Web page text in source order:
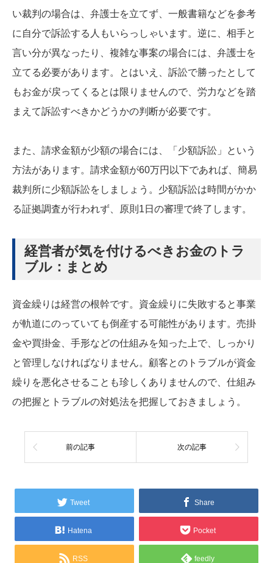
い裁判の場合は、弁護士を立てず、一般書籍などを参考
に自分で訴訟する人もいらっしゃいます。逆に、相手と
言い分が異なったり、複雑な事案の場合には、弁護士を
立てる必要があります。とはいえ、訴訟で勝ったとして
もお金が戻ってくるとは限りませんので、労力などを踏
まえて訴訟すべきかどうかの判断が必要です。
また、請求金額が少額の場合には、「少額訴訟」という
方法があります。請求金額が60万円以下であれば、簡易
裁判所に少額訴訟をしましょう。少額訴訟は時間がかか
る証拠調査が行われず、原則1日の審理で終了します。
経営者が気を付けるべきお金のトラ
ブル：まとめ
資金繰りは経営の根幹です。資金繰りに失敗すると事業
が軌道にのっていても倒産する可能性があります。売掛
金や買掛金、手形などの仕組みを知った上で、しっかり
と管理しなければなりません。顧客とのトラブルが資金
繰りを悪化させることも珍しくありませんので、仕組み
の把握とトラブルの対処法を把握しておきましょう。
前の記事 次の記事
Tweet Share
Hatena Pocket
RSS feedly